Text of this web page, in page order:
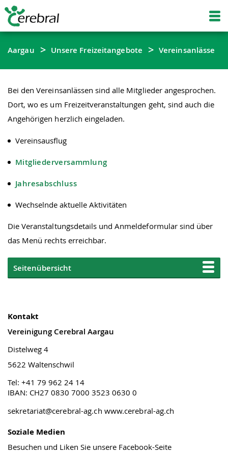
Aargau Unsere Freizeitangebote Vereinsanlässe
Bei den Vereinsanlässen sind alle Mitglieder angesprochen.
Dort, wo es um Freizeitveranstaltungen geht, sind auch die
Angehörigen herzlich eingeladen.
Vereinsausflug
Mitgliederversammlung
Jahresabschluss
Wechselnde aktuelle Aktivitäten
Die Veranstaltungsdetails und Anmeldeformular sind über
das Menü rechts erreichbar.
Seitenübersicht
Kontakt
Vereinigung Cerebral Aargau
Distelweg 4
5622 Waltenschwil
Tel: +41 79 962 24 14
IBAN: CH27 0830 7000 3523 0630 0
sekretariat@cerebral-ag.ch www.cerebral-ag.ch
Soziale Medien
Besuchen und Liken Sie unsere Facebook-Seite